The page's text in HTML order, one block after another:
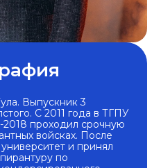
Выпускник 3
С 2011 года в ТГПУ
2018 проходил срочную
войсках. После
и принял
по